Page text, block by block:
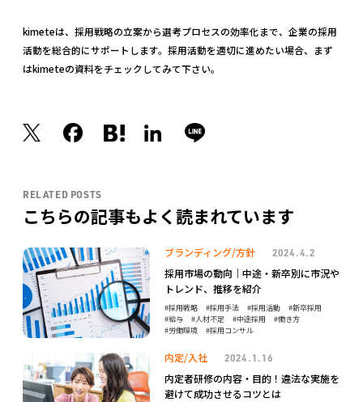
kimeteは、採用戦略の立案から選考プロセスの効率化まで、企業の採用
活動を総合的にサポートします。採用活動を適切に進めたい場合、まず
はkimeteの資料をチェックしてみて下さい。
RELATED POSTS
こちらの記事もよく読まれています
ブランディング/方針 2024.4.2
採用市場の動向｜中途・新卒別に市況や
トレンド、推移を紹介
採用戦略 採用手法 採用活動
新卒採用
給与
人材不足 中途採用
働き方
労働環境
採用コンサル
内定/入社 2024.1.16
内定者研修の内容・目的！違法な実施を
避けて成功させるコツとは